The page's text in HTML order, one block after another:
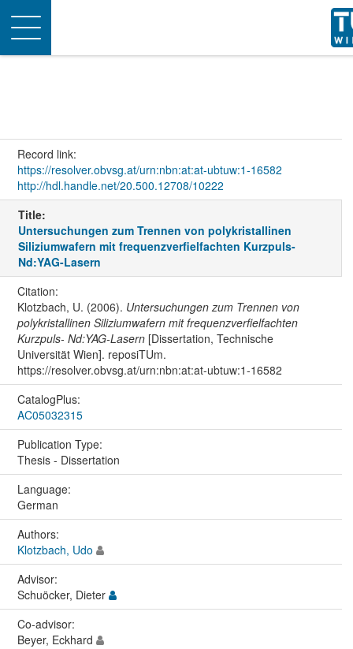
Toggle
navigation
Record link:
https://resolver.obvsg.at/urn:nbn:at:at-ubtuw:1-16582
http://hdl.handle.net/20.500.12708/10222
Title:
Untersuchungen zum Trennen von polykristallinen
Siliziumwafern mit frequenzverfielfachten Kurzpuls-
Nd:YAG-Lasern
Citation:
Klotzbach, U. (2006). Untersuchungen zum Trennen von
polykristallinen Siliziumwafern mit frequenzverfielfachten
Kurzpuls- Nd:YAG-Lasern[Dissertation, Technische
Universität Wien]. reposiTUm.
https://resolver.obvsg.at/urn:nbn:at:at-ubtuw:1-16582
CatalogPlus:
AC05032315
Publication Type:
Thesis - Dissertation
Language:
German
Authors:
Klotzbach, Udo
Advisor:
Schuöcker, Dieter
Co-advisor:
Beyer, Eckhard